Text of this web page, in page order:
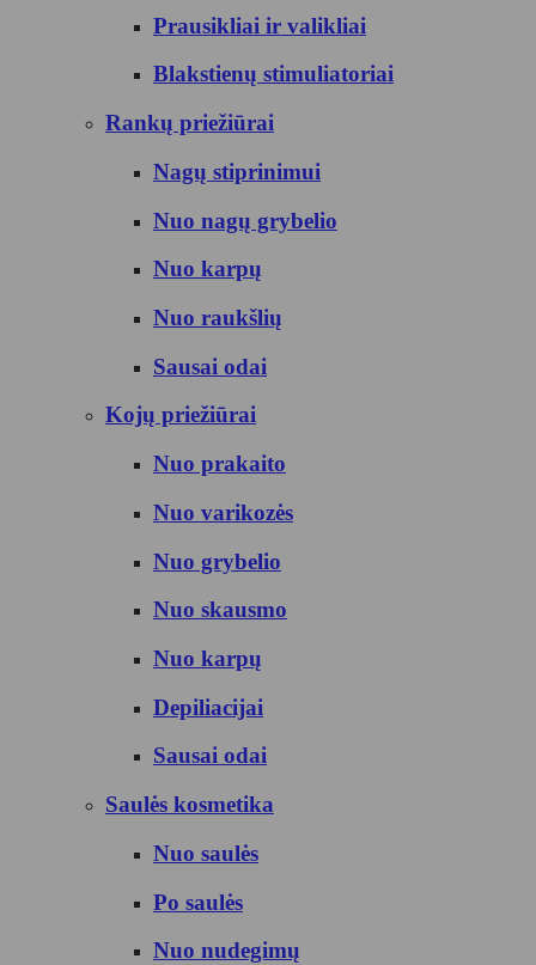
Prausikliai ir valikliai
Blakstienų stimuliatoriai
Rankų priežiūrai
Nagų stiprinimui
Nuo nagų grybelio
Nuo karpų
Nuo raukšlių
Sausai odai
Kojų priežiūrai
Nuo prakaito
Nuo varikozės
Nuo grybelio
Nuo skausmo
Nuo karpų
Depiliacijai
Sausai odai
Saulės kosmetika
Nuo saulės
Po saulės
Nuo nudegimų